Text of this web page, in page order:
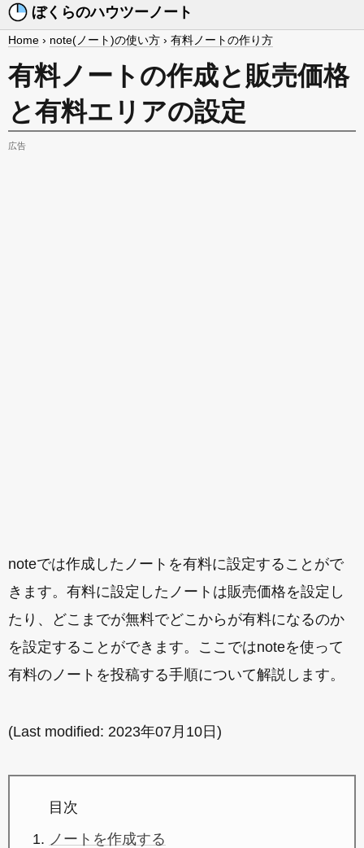
ぼくらのハウツーノート
Home › note(ノート)の使い方 › 有料ノートの作り方
有料ノートの作成と販売価格
と有料エリアの設定
広告
noteでは作成したノートを有料に設定することがで
きます。有料に設定したノートは販売価格を設定し
たり、どこまでが無料でどこからが有料になるのか
を設定することができます。ここではnoteを使って
有料のノートを投稿する手順について解説します。
(Last modified: 2023年07月10日 )
目次
ノートを作成する